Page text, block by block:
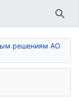
решениям АО